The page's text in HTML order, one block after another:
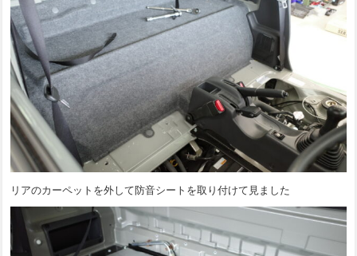
リアのカーペットを外して防音シートを取り付けて見ました